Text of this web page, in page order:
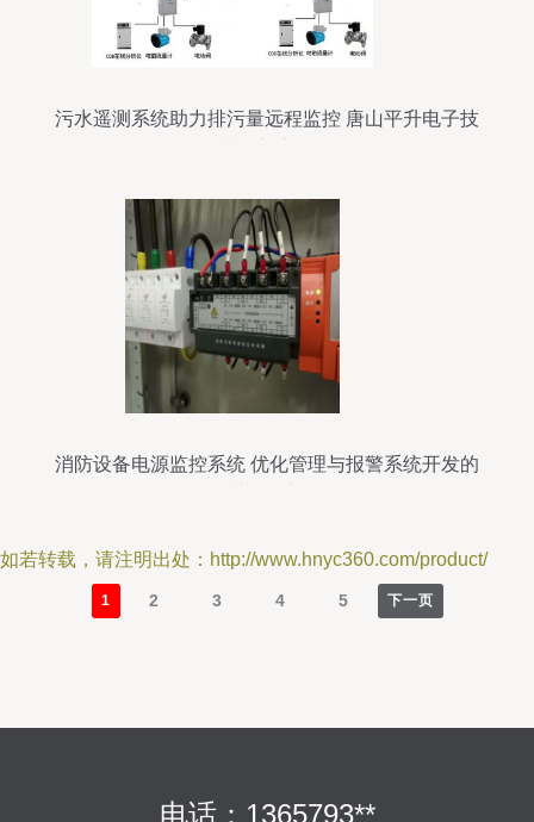
污水遥测系统助力排污量远程监控 唐山平升电子技
消防设备电源监控系统 优化管理与报警系统开发的
如若转载，请注明出处：http://www.hnyc360.com/product/
1 2 3 4 5 下一页
电话：1365793**